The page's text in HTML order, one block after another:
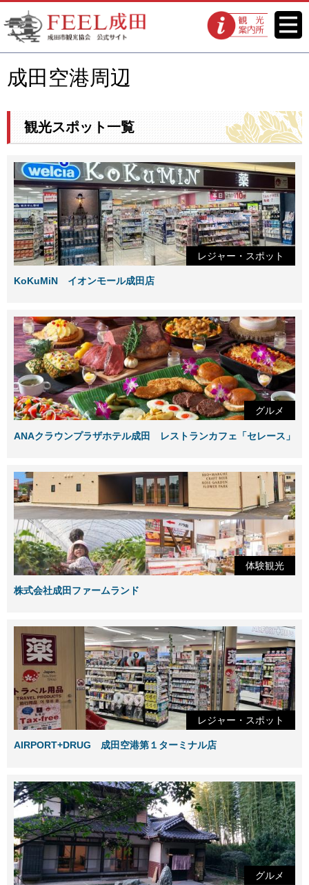
FEEL成田 成田市観光協会 公式
サイト
観光案内所
メニ
ュー
成田空港周辺
観光スポット一覧
レジャー・スポット
KoKuMiN イオンモール成田店
グルメ
ANAクラウンプラザホテル成田 レストランカフェ「セレース」
体験観光
株式会社成田ファームランド
レジャー・スポット
AIRPORT+DRUG 成田空港第１ターミナル店
グルメ